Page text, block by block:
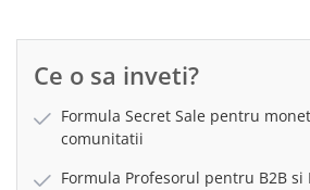
Ce o sa inveti?
Formula Secret Sale pentru
comunitatii
Formula Profesorul pentru B2B si